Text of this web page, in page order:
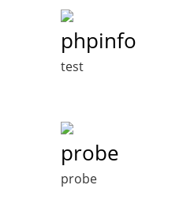
phpinfo
test
probe
probe